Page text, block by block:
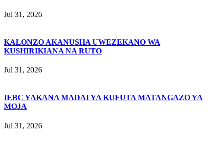
Jul 31, 2026
KALONZO AKANUSHA UWEZEKANO WA
KUSHIRIKIANA NA RUTO
Jul 31, 2026
IEBC YAKANA MADAI YA KUFUTA MATANGAZO YA
MOJA
Jul 31, 2026